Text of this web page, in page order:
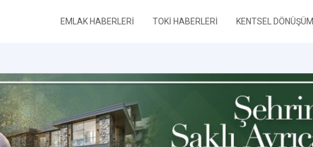
EMLAK HABERLERİ TOKİ HABERLERİ KENTSEL DÖNÜŞÜM